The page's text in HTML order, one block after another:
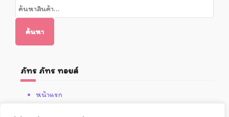
ค้นหา:
ค้นหา
ภัทร ภัทร ทอยส์
หน้าแรก